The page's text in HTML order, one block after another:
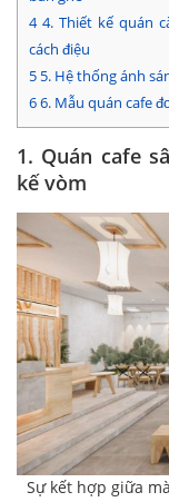
44. Thiết kế quán
cách điệu
5 5. Hệ thống ánh
66. Mẫu quán cafe
1. Quán cafe
kế vòm
Sự kết hợp giữa